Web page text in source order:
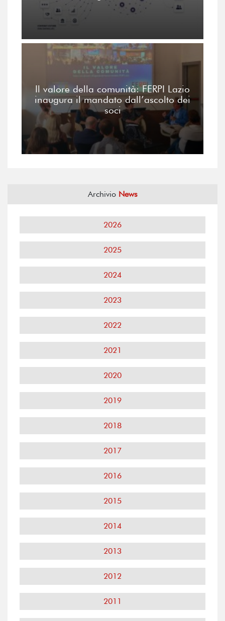
Il valore della comunità: FERPI Lazio
inaugura il mandato dall’ascolto dei
soci
Archivio News
2026
2025
2024
2023
2022
2021
2020
2019
2018
2017
2016
2015
2014
2013
2012
2011